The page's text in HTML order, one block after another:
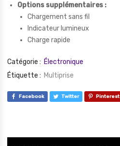
Options supplémentaires :
Chargement sans fil
Indicateur lumineux
Charge rapide
Catégorie : Électronique
Étiquette : Multiprise
Facebook Twitter Pinterest